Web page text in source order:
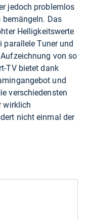
jedoch problemlos
Das
Helligkeitswerte
parallele Tuner und
von so
TV bietet dank
und
verschiedensten
wirklich
nicht einmal der